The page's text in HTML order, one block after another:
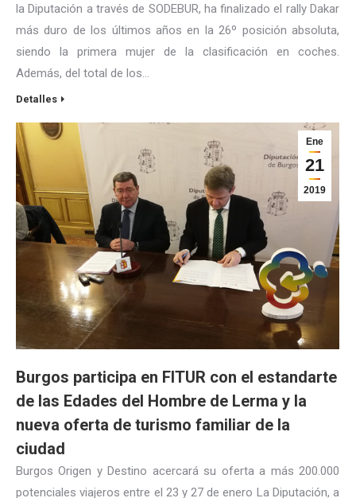
la Diputación a través de SODEBUR, ha finalizado el rally Dakar
más duro de los últimos años en la 26º posición absoluta,
siendo la primera mujer de la clasificación en coches.
Además, del total de los…
Detalles
Ene
21
2019
Burgos participa en FITUR con el estandarte
de las Edades del Hombre de Lerma y la
nueva oferta de turismo familiar de la
ciudad
Burgos Origen y Destino acercará su oferta a más 200.000
potenciales viajeros entre el 23 y 27 de enero La Diputación, a